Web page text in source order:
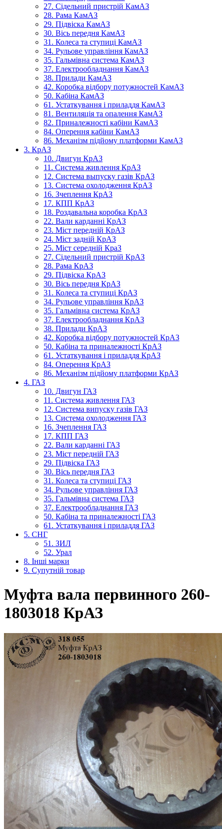
27. Сідельний пристрій КамАЗ
28. Рама КамАЗ
29. Підвіска КамАЗ
30. Вісь передня КамАЗ
31. Колеса та ступиці КамАЗ
34. Рульове управління КамАЗ
35. Гальмівна система КамАЗ
37. Електрообладнання КамАЗ
38. Прилади КамАЗ
42. Коробка відбору потужностей КамАЗ
50. Кабіна КамАЗ
61. Устаткування і приладдя КамАЗ
81. Вентиляція та опалення КамАЗ
82. Приналежності кабіни КамАЗ
84. Оперення кабіни КамАЗ
86. Механізм підйому платформи КамАЗ
3. КрАЗ
10. Двигун КрАЗ
11. Система живлення КрАЗ
12. Система выпуску газів КрАЗ
13. Система охолодження КрАЗ
16. Зчеплення КрАЗ
17. КПП КрАЗ
18. Роздавальна коробка КрАЗ
22. Вали карданні КрАЗ
23. Міст передній КрАЗ
24. Міст задній КрАЗ
25. Міст середній КраЗ
27. Сідельний пристрій КрАЗ
28. Рама КрАЗ
29. Підвіска КрАЗ
30. Вісь передня КрАЗ
31. Колеса та ступиці КрАЗ
34. Рульове управління КрАЗ
35. Гальмівна система КрАЗ
37. Електрообладнання КрАЗ
38. Прилади КрАЗ
42. Коробка відбору потужностей КрАЗ
50. Кабіна та приналежності КрАЗ
61. Устаткування і приладдя КрАЗ
84. Оперення КрАЗ
86. Механізм підйому платформи КрАЗ
4. ГАЗ
10. Двигун ГАЗ
11. Система живлення ГАЗ
12. Система випуску газів ГАЗ
13. Система охолодження ГАЗ
16. Зчеплення ГАЗ
17. КПП ГАЗ
22. Вали карданні ГАЗ
23. Міст передній ГАЗ
29. Підвіска ГАЗ
30. Вісь передня ГАЗ
31. Колеса та ступиці ГАЗ
34. Рульове управління ГАЗ
35. Гальмівна система ГАЗ
37. Електрообладнання ГАЗ
50. Кабіна та приналежності ГАЗ
61. Устаткування і приладдя ГАЗ
5. СНГ
51. ЗИЛ
52. Урал
8. Інші марки
9. Супутній товар
Муфта вала первинного 260-
1803018 КрАЗ